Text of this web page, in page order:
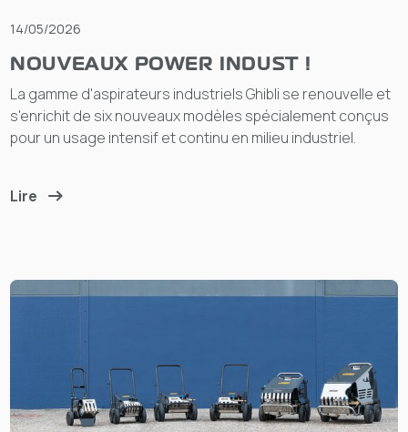
14/05/2026
NOUVEAUX POWER INDUST !
La gamme d'aspirateurs industriels Ghibli se renouvelle et
s'enrichit de six nouveaux modèles spécialement conçus
pour un usage intensif et continu en milieu industriel.
Lire